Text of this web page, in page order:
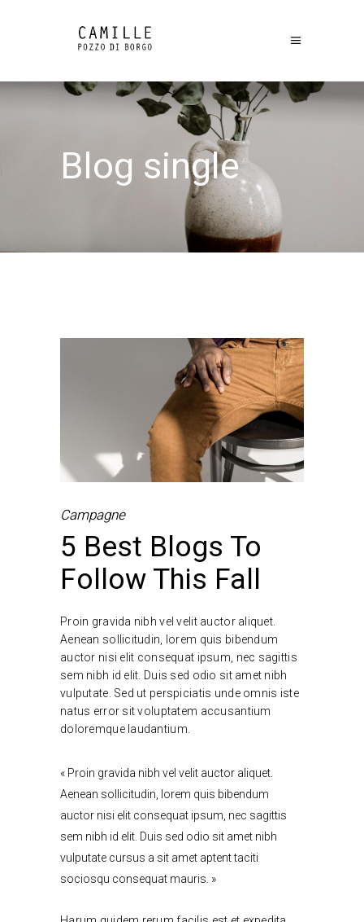
Blog single
Campagne
5 Best Blogs To
Follow This Fall
Proin gravida nibh vel velit auctor aliquet.
Aenean sollicitudin, lorem quis bibendum
auctor nisi elit consequat ipsum, nec sagittis
sem nibh id elit. Duis sed odio sit amet nibh
vulputate. Sed ut perspiciatis unde omnis iste
natus error sit voluptatem accusantium
doloremque laudantium.
« Proin gravida nibh vel velit auctor aliquet.
Aenean sollicitudin, lorem quis bibendum
auctor nisi elit consequat ipsum, nec sagittis
sem nibh id elit. Duis sed odio sit amet nibh
vulputate cursus a sit amet aptent taciti
sociosqu consequat mauris. »